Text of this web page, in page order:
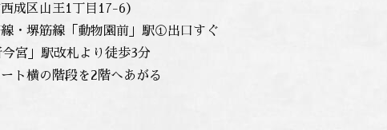
成区山王1丁目17-6）
・堺筋線「動物園前」駅①出口すぐ
宮」駅改札より徒歩3分
ト横の階段を2階へあがる